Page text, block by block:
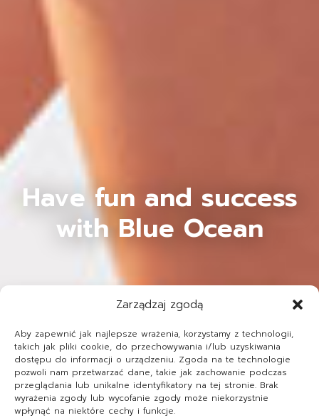
Zarządzaj zgodą
Aby zapewnić jak najlepsze wrażenia, korzystamy z technologii,
takich jak pliki cookie, do przechowywania i/lub uzyskiwania
dostępu do informacji o urządzeniu. Zgoda na te technologie
pozwoli nam przetwarzać dane, takie jak zachowanie podczas
przeglądania lub unikalne identyfikatory na tej stronie. Brak
wyrażenia zgody lub wycofanie zgody może niekorzystnie
wpłynąć na niektóre cechy i funkcje.
Have fun and success
with Blue Ocean